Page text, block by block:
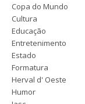
Copa do Mundo
Cultura
Educação
Entretenimento
Estado
Formatura
Herval d' Oeste
Humor